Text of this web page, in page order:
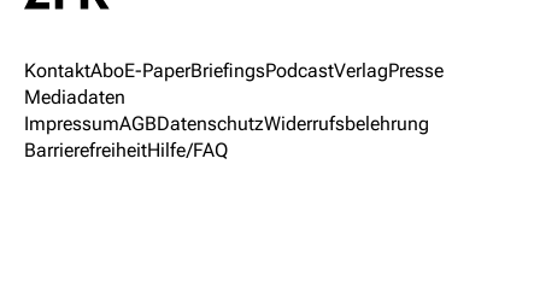
KontaktAboE-PaperBriefingsPodcastVerlagPresse
Mediadaten
ImpressumAGBDatenschutzWiderrufsbelehrung
BarrierefreiheitHilfe/FAQ